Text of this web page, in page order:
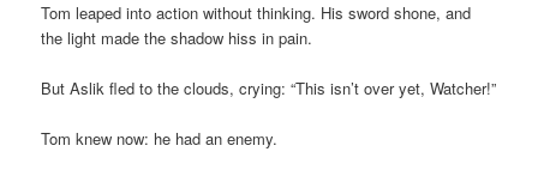
Tom leaped into action without thinking. His sword shone, and
the light made the shadow hiss in pain.
But Aslik fled to the clouds, crying: “This isn’t over yet, Watcher!”
Tom knew now: he had an enemy.